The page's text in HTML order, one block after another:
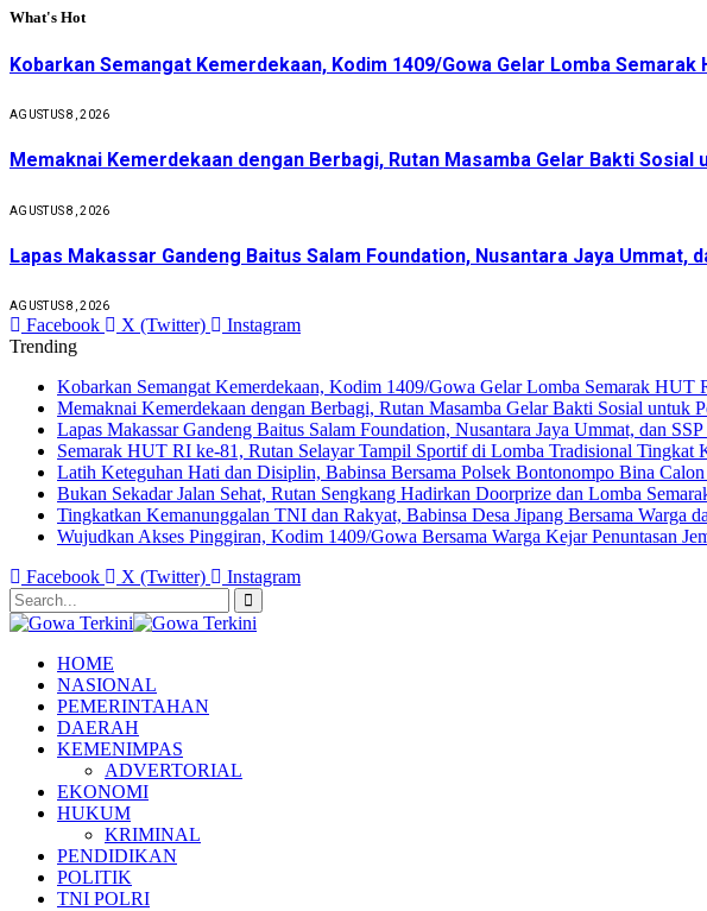
What's Hot
Kobarkan Semangat Kemerdekaan, Kodim 1409/Gowa Gelar Lomba Semarak
AGUSTUS 8, 2026
Memaknai Kemerdekaan dengan Berbagi, Rutan Masamba Gelar Bakti
AGUSTUS 8, 2026
Lapas Makassar Gandeng Baitus Salam Foundation, Nusantara Jaya Ummat,
AGUSTUS 8, 2026
Facebook X (Twitter)
Instagram
Trending
Kobarkan Semangat Kemerdekaan, Kodim 1409/Gowa Gelar Lomba Semarak HUT
Memaknai Kemerdekaan dengan Berbagi, Rutan Masamba Gelar Bakti Sosial untuk
Lapas Makassar Gandeng Baitus Salam Foundation, Nusantara Jaya Ummat, dan
Semarak HUT RI ke-81, Rutan Selayar Tampil Sportif di Lomba Tradisional Tingkat
Latih Keteguhan Hati dan Disiplin, Babinsa Bersama Polsek Bontonompo Bina Calon
Bukan Sekadar Jalan Sehat, Rutan Sengkang Hadirkan Doorprize dan Lomba
Tingkatkan Kemanunggalan TNI dan Rakyat, Babinsa Desa Jipang Bersama Warga
Wujudkan Akses Pinggiran, Kodim 1409/Gowa Bersama Warga Kejar Penuntasan
Facebook
X (Twitter) Instagram
HOME
NASIONAL
PEMERINTAHAN
DAERAH
KEMENIMPAS
ADVERTORIAL
EKONOMI
HUKUM
KRIMINAL
PENDIDIKAN
POLITIK
TNI POLRI